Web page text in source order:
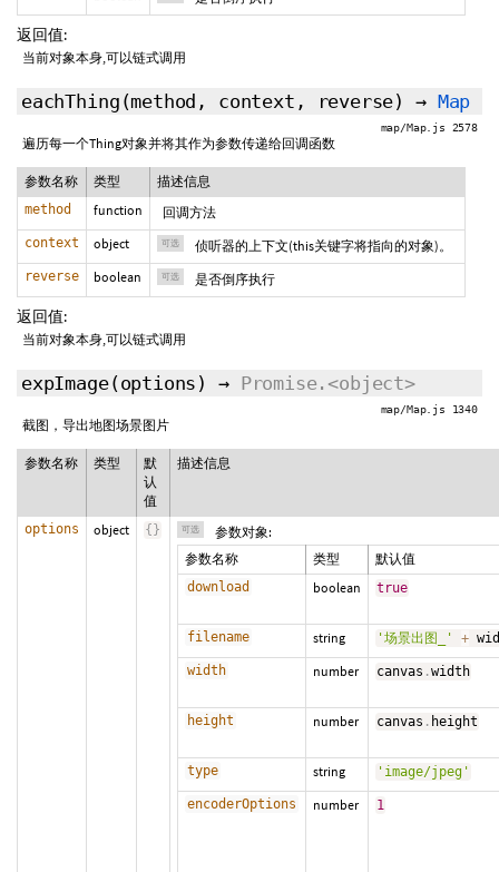
返回值:
当前对象本身,可以链式调用
eachThing (method, context , reverse) → Map
map/Map.js 2578
遍历每一个Thing对象并将其作为参数传递给回调函数
参数名称 类型 描述信息
method function 回调方法
context object 可选 侦听器的上下文(this关键字将指向的对象)。
reverse boolean 可选 是否倒序执行
返回值:
当前对象本身,可以链式调用
expImage(options ) → Promise.<object>
map/Map.js 1340
截图，导出地图场景图片
参数名称 类型
默
认
值
描述信息
options object { } 可选
参数对象:
参数名称
类型 默认值
download boolean true
filename string '场景出图_' +
width number canvas .width
height number canvas . height
type string 'image/jpeg'
encoderOptions number 1